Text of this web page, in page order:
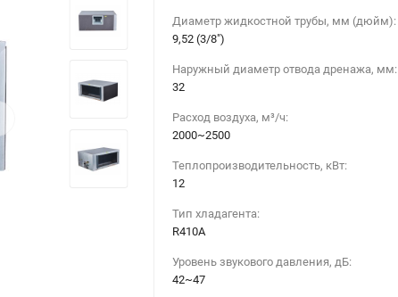
Диаметр жидкостной трубы, мм (дюйм):
9,52 (3/8")
Наружный диаметр отвода дренажа, мм:
32
Расход воздуха, м³/ч:
2000~2500
Теплопроизводительность, кВт:
12
Тип хладагента:
R410A
Уровень звукового давления, дБ:
42~47